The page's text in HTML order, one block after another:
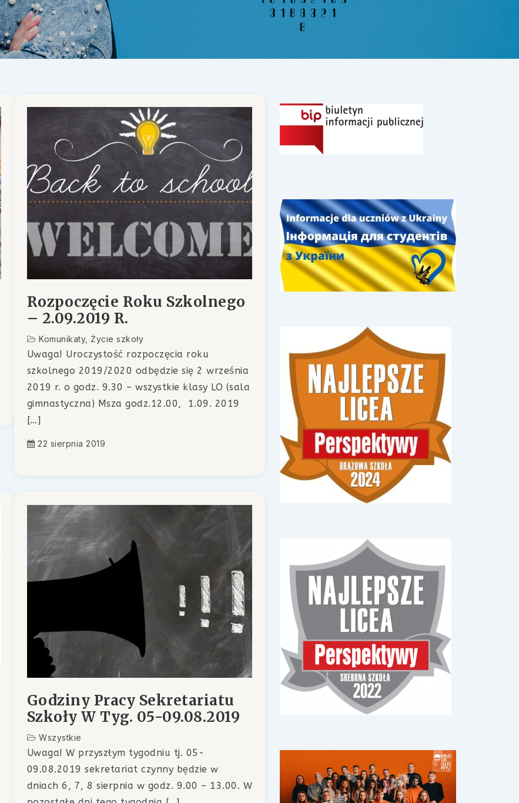
Rozpoczęcie Roku Szkolnego
– 2.09.2019 R.
Komunikaty, Życie szkoły
Uwaga! Uroczystość rozpoczęcia roku
szkolnego 2019/2020 odbędzie się 2 września
2019 r. o godz. 9.30 – wszystkie klasy LO (sala
gimnastyczna) Msza godz.12.00, 1.09. 2019
[…]
22 sierpnia 2019
Godziny Pracy Sekretariatu
Szkoły W Tyg. 05-09.08.2019
Wszystkie
Uwaga! W przyszłym tygodniu tj. 05-
09.08.2019 sekretariat czynny będzie w
dniach 6, 7, 8 sierpnia w godz. 9.00 – 13.00. W